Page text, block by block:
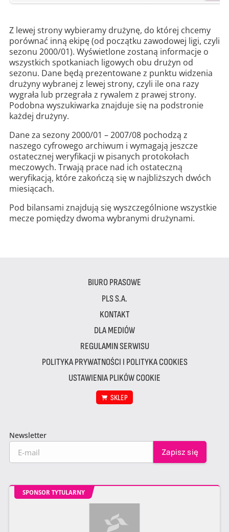
Z lewej strony wybieramy drużynę, do której chcemy
porównać inną ekipę (od początku zawodowej ligi, czyli
sezonu 2000/01). Wyświetlone zostaną informacje o
wszystkich spotkaniach ligowych obu drużyn od
sezonu. Dane będą prezentowane z punktu widzenia
drużyny wybranej z lewej strony, czyli ile ona razy
wygrała lub przegrała z rywalem z prawej strony.
Podobna wyszukiwarka znajduje się na podstronie
każdej drużyny.
Dane za sezony 2000/01 – 2007/08 pochodzą z
naszego cyfrowego archiwum i wymagają jeszcze
ostatecznej weryfikacji w pisanych protokołach
meczowych. Trwają prace nad ich ostateczną
weryfikacją, które zakończą się w najbliższych dwóch
miesiącach.
Pod bilansami znajdują się wyszczególnione wszystkie
mecze pomiędzy dwoma wybranymi drużynami.
BIURO PRASOWE
PLS S.A.
KONTAKT
DLA MEDIÓW
REGULAMIN SERWISU
POLITYKA PRYWATNOŚCI I POLITYKA COOKIES
USTAWIENIA PLIKÓW COOKIE
SKLEP
Newsletter
SPONSOR TYTULARNY